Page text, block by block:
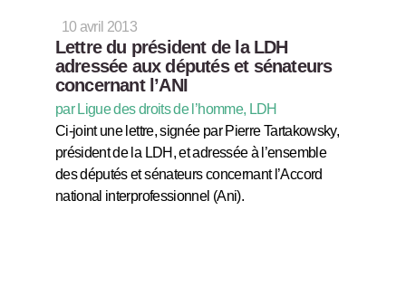
10 avril 2013
Lettre du président de la LDH
adressée aux députés et sénateurs
concernant l’ANI
par Ligue des droits de l’homme, LDH
Ci-joint une lettre, signée par Pierre Tartakowsky,
président de la LDH, et adressée à l’ensemble
des députés et sénateurs concernant l’Accord
national interprofessionnel (Ani).